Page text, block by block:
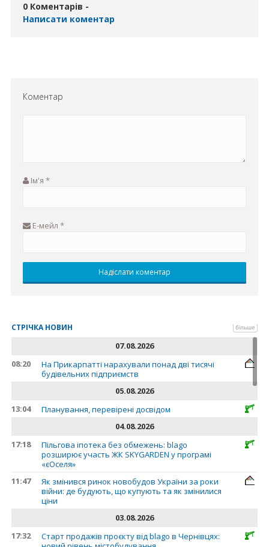
0 Коментарів -
Написати коментар
Коментар
Ім'я *
Е-мейл *
СТРІЧКА НОВИН більше
07.08.2026
08:20
На Прикарпатті нарахували понад дві тисячі
будівельних підприємств
05.08.2026
13:04
Планування, перевірені досвідом
04.08.2026
17:18
Пільгова іпотека без обмежень: blago
розширює участь ЖК SKYGARDEN у програмі
«єОселя»
11:47
Як змінився ринок новобудов України за роки
війни: де будують, що купують та як змінилися
ціни
03.08.2026
17:32
Старт продажів проєкту від blago в Чернівцях: